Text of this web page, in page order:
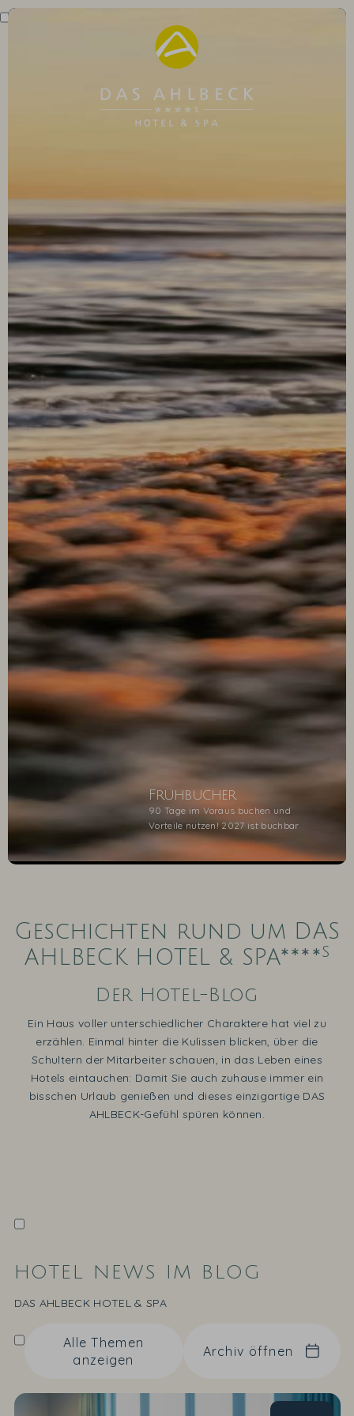
Frühbucher
90 Tage im Voraus buchen und
Vorteile nutzen! 2027 ist buchbar
Geschichten rund um DAS
AHLBECK HOTEL & SPA****s
Der Hotel-Blog
Ein Haus voller unterschiedlicher Charaktere hat viel zu
erzählen. Einmal hinter die Kulissen blicken, über die
Schultern der Mitarbeiter schauen, in das Leben eines
Hotels eintauchen: Damit Sie auch zuhause immer ein
bisschen Urlaub genießen und dieses einzigartige DAS
AHLBECK-Gefühl spüren können.
HOTEL NEWS IM BLOG
DAS AHLBECK HOTEL & SPA
Alle Themen
anzeigen
Archiv öffnen